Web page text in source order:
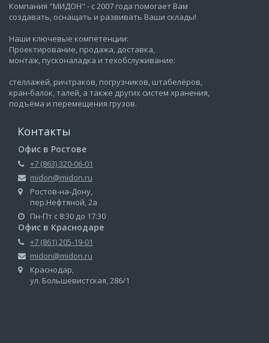
Компания "МИДОН" - с 2007 года помогает Вам
создавать, оснащать и развивать Ваши склады!
Наши ключевые компетенции:
Проектирование, продажа, доставка,
монтаж, пусконаладка и техобслуживание:
стеллажей, ричтраков, погрузчиков, штабелёров,
кран-балок, талей, а также других систем хранения,
подъёма и перемещения грузов.
Контакты
Офис в Ростове
+7 (863) 320-06-01
midon@midon.ru
Ростов-на-Дону,
пер.Нефтяной, 2а
Пн-Пт с 8:30 до 17:30
Офис в Краснодаре
+7 (861) 205-19-01
midon@midon.ru
Краснодар,
ул. Большевистская, 286/1